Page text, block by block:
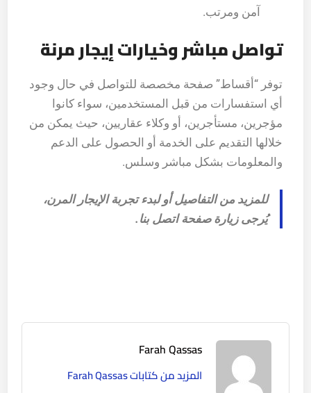
آمن ومرتب.
تواصل مباشر وخيارات إيجار مرنة
توفر “أقساط” صفحة مخصصة للتواصل في حال وجود
أي استفسارات من قبل المستخدمين، سواء كانوا
مؤجرين، مستأجرين، أو وكلاء عقاريين، حيث يمكن من
خلالها التقديم على الخدمة أو الحصول على الدعم
والمعلومات بشكل مباشر وسلس.
للمزيد من التفاصيل أو لبدء تجربة الإيجار المرن،
يُرجى زيارة صفحة اتصل بنا .
Farah Qassas
المزيد من كتابات Farah Qassas